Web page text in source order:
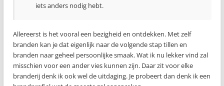
iets anders nodig hebt.
Allereerst is het vooral een bezigheid en ontdekken. Met zelf
branden kan je dat eigenlijk naar de volgende stap tillen en
branden naar geheel persoonlijke smaak. Wat ik nu lekker vind zal
misschien voor een ander vies kunnen zijn. Daar zit voor elke
branderij denk ik ook wel de uitdaging. Je probeert dan denk ik een